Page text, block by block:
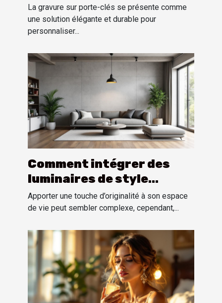
personnaliser
La gravure sur porte-clés se présente comme
une solution élégante et durable pour
personnaliser...
Comment intégrer des
luminaires de style
industriel dans un
intérieur moderne ?
Apporter une touche d’originalité à son espace
de vie peut sembler complexe, cependant,...